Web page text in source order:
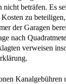
nicht beträfen. Es
zu
der Garagen
nach
verweisen
Kanalgebühren